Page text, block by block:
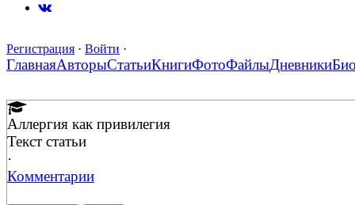
Регистрация · Войти ·
ГлавнаяАвторыСтатьиКнигиФотоФайлыДневники
Аллергия как привилегия
Текст статьи
·
Комментарии